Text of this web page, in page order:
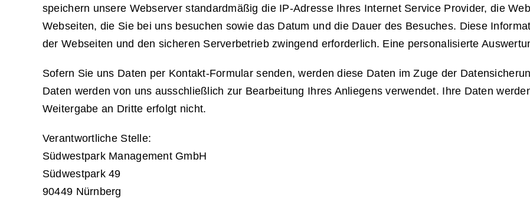
speichern unsere Webserver standardmäßig die IP-Adresse Ihres Internet Service Provider, die
Webseiten, die Sie bei uns besuchen sowie das Datum und die Dauer des Besuches. Diese
der Webseiten und den sicheren Serverbetrieb zwingend erforderlich. Eine personalisierte
Sofern Sie uns Daten per Kontakt-Formular senden, werden diese Daten im Zuge der
Daten werden von uns ausschließlich zur Bearbeitung Ihres Anliegens verwendet. Ihre Daten
Weitergabe an Dritte erfolgt nicht.
Verantwortliche Stelle:
Südwestpark Management GmbH
Südwestpark 49
90449 Nürnberg